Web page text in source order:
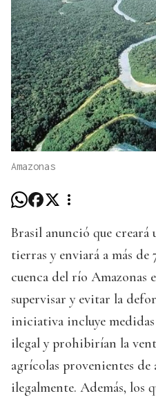
Amazonas
Brasil anunció que
tierras y enviará a más de
cuenca del río Amazonas
supervisar y evitar la
iniciativa incluye
ilegal y prohibirían la
agrícolas provenientes de
ilegalmente. Además, los